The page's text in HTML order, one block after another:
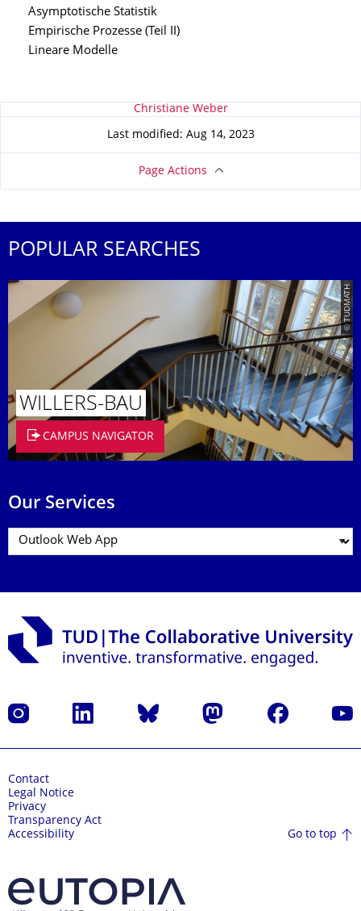
Asymptotische Statistik
Empirische Prozesse (Teil II)
Lineare Modelle
About this pageChristiane Weber
Last modified: Aug 14, 2023
Page Actions
POPULAR SEARCHES
© TUDMATH
WILLERS-BAU
CAMPUS NAVIGATOR
Our Services
Instagram LinkedIn Bluesky Mastodon Facebook
Contact
Legal Notice
Privacy
Transparency Act
Accessibility
Go to top